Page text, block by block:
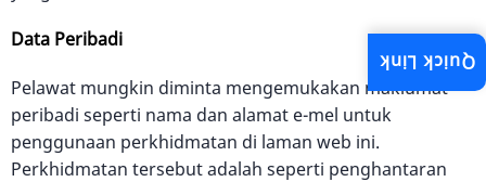
Data Peribadi
Pelawat mungkin diminta mengemukakan maklumat
peribadi seperti nama dan alamat e-mel untuk
penggunaan perkhidmatan di laman web ini.
Perkhidmatan tersebut adalah seperti penghantaran
Quick Link